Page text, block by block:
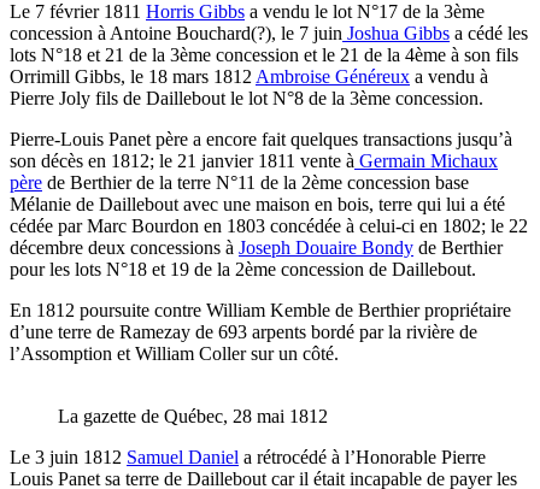
Le 7 février 1811 Horris Gibbs a vendu le lot N°17 de la 3ème
concession à Antoine Bouchard(?), le 7 juin Joshua Gibbs a cédé les
lots N°18 et 21 de la 3ème concession et le 21 de la 4ème à son fils
Orrimill Gibbs, le 18 mars 1812Ambroise Généreux a vendu à
Pierre Joly fils de Daillebout le lot N°8 de la 3ème concession.
Pierre-Louis Panet père a encore fait quelques transactions jusqu’à
son décès en 1812; le 21 janvier 1811 vente à Germain Michaux
père de Berthier de la terre N°11 de la 2ème concession base
Mélanie de Daillebout avec une maison en bois, terre qui lui a été
cédée par Marc Bourdon en 1803 concédée à celui-ci en 1802; le 22
décembre deux concessions à Joseph Douaire Bondy de Berthier
pour les lots N°18 et 19 de la 2ème concession de Daillebout.
En 1812 poursuite contre William Kemble de Berthier propriétaire
d’une terre de Ramezay de 693 arpents bordé par la rivière de
l’Assomption et William Coller sur un côté.
La gazette de Québec, 28 mai 1812
Le 3 juin 1812 Samuel Daniel a rétrocédé à l’Honorable Pierre
Louis Panet sa terre de Daillebout car il était incapable de payer les